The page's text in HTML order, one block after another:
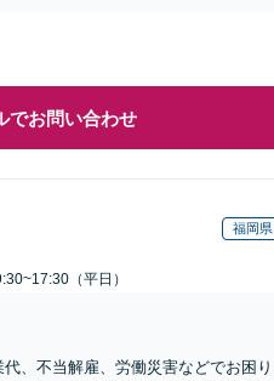
でお問い合わせ
福岡県
（平日）
、不当解雇、労働災害などでお困り